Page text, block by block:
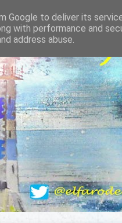
Google to deliver its
with performance and
address abuse.